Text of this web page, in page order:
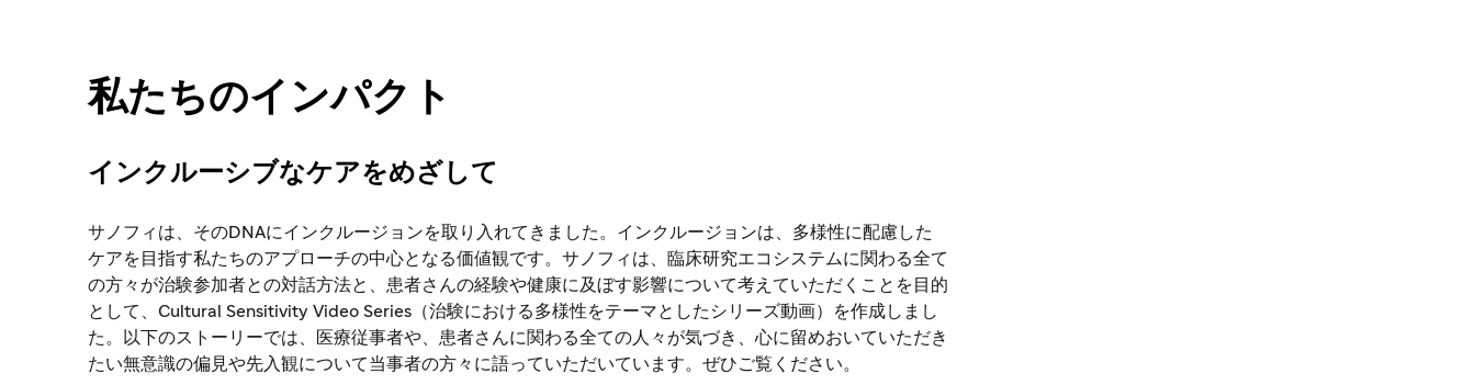
私たちのインパクト
インクルーシブなケアをめざして
サノフィは、そのDNAにインクルージョンを取り入れてきました。インクルージョンは、多様性に配慮した
ケアを目指す私たちのアプローチの中心となる価値観です。サノフィは、臨床研究エコシステムに関わる全て
の方々が治験参加者との対話方法と、患者さんの経験や健康に及ぼす影響について考えていただくことを目的
として、Cultural Sensitivity Video Series（治験における多様性をテーマとしたシリーズ動画）を作成しまし
た。以下のストーリーでは、医療従事者や、患者さんに関わる全ての人々が気づき、心に留めおいていただき
たい無意識の偏見や先入観について当事者の方々に語っていただいています。ぜひご覧ください。